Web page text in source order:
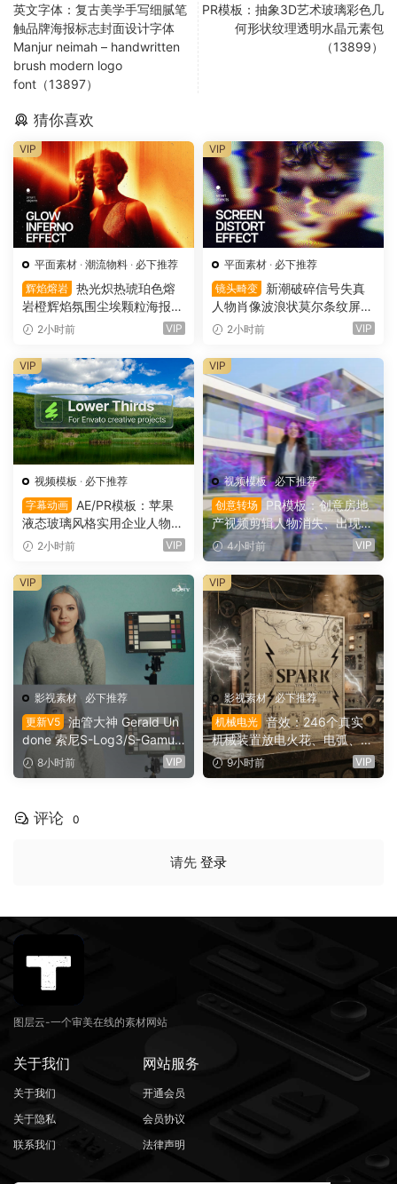
英文字体：复古美学手写细腻笔
触品牌海报标志封面设计字体
Manjur neimah – handwritten
brush modern logo
font（13897）
PR模板：抽象3D艺术玻璃彩色几
何形状纹理透明水晶元素包
（13899）
猜你喜欢
平面素材 · 潮流物料 · 必下推荐
辉焰熔岩 热光炽热琥珀色熔
岩橙辉焰氛围尘埃颗粒海报封
面设计PSD特效样机 Glow Inf
2小时前 VIP
VIP
平面素材 · 必下推荐
镜头畸变
新潮破碎信号失真
人物肖像波浪状莫尔条纹屏幕
畸变专辑封面音乐海报传单P
ortion Effect（16156）
2小时前 VIP
VIP
视频模板 · 必下推荐
字幕动画
AE/PR模板：苹果
液态玻璃风格实用企业人物宣
传下横栏字幕条文字标题动画
2小时前 VIP
VIP
视频模板·必下推荐
创意转场
PR模板：创意房地
产视频剪辑人物消失、出现电
影转场过渡（16154）
4小时前 VIP
VIP
影视素材 · 必下推荐
更新V5 油管大神 Gerald Un
done 索尼S-Log3/S-Gamut
3.Cine素材色彩还原、监看L
UT调色预设 Gerald Undone
2）
8小时前 VIP
VIP
影视素材·必下推荐
机械电光 音效：246个真实
机械装置放电火花、电弧、嗡
鸣、嗡鸣、机械激活冲击电影
游戏广告音效素材 SoundMor
9小时前 VIP
VIP
评论 0
请先 登录
图层云-一个审美在线的素材网站
关于我们
关于我们
关于隐私
联系我们
网站服务
开通会员
会员协议
法律声明